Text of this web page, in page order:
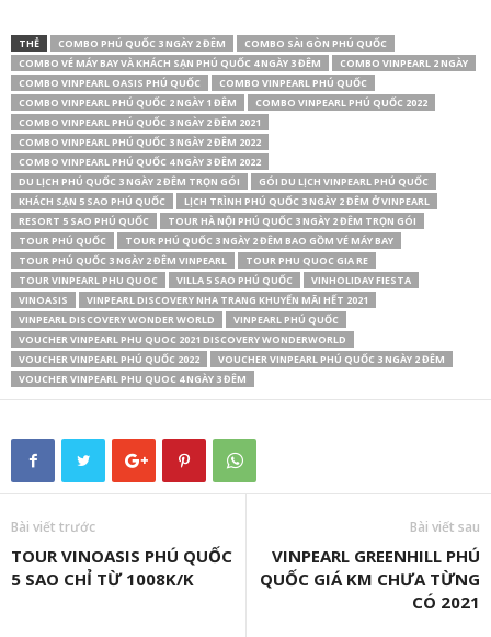
THẺ COMBO PHÚ QUỐC 3 NGÀY 2 ĐÊM
COMBO SÀI GÒN PHÚ QUỐC
COMBO VÉ MÁY BAY VÀ KHÁCH SẠN PHÚ QUỐC 4 NGÀY 3 ĐÊM
COMBO VINPEARL 2 NGÀY
COMBO VINPEARL OASIS PHÚ QUỐC
COMBO VINPEARL PHÚ QUỐC
COMBO VINPEARL PHÚ QUỐC 2 NGÀY 1 ĐÊM
COMBO VINPEARL PHÚ QUỐC 2022
COMBO VINPEARL PHÚ QUỐC 3 NGÀY 2 ĐÊM 2021
COMBO VINPEARL PHÚ QUỐC 3 NGÀY 2 ĐÊM 2022
COMBO VINPEARL PHÚ QUỐC 4 NGÀY 3 ĐÊM 2022
DU LỊCH PHÚ QUỐC 3 NGÀY 2 ĐÊM TRỌN GÓI
GÓI DU LỊCH VINPEARL PHÚ QUỐC
KHÁCH SẠN 5 SAO PHÚ QUỐC
LỊCH TRÌNH PHÚ QUỐC 3 NGÀY 2 ĐÊM Ở VINPEARL
RESORT 5 SAO PHÚ QUỐC
TOUR HÀ NỘI PHÚ QUỐC 3 NGÀY 2 ĐÊM TRỌN GÓI
TOUR PHÚ QUỐC
TOUR PHÚ QUỐC 3 NGÀY 2 ĐÊM BAO GỒM VÉ MÁY BAY
TOUR PHÚ QUỐC 3 NGÀY 2 ĐÊM VINPEARL
TOUR PHU QUOC GIA RE
TOUR VINPEARL PHU QUOC
VILLA 5 SAO PHÚ QUỐC
VINHOLIDAY FIESTA
VINOASIS
VINPEARL DISCOVERY NHA TRANG KHUYẾN MÃI HẾT 2021
VINPEARL DISCOVERY WONDER WORLD
VINPEARL PHÚ QUỐC
VOUCHER VINPEARL PHU QUOC 2021 DISCOVERY WONDERWORLD
VOUCHER VINPEARL PHÚ QUỐC 2022
VOUCHER VINPEARL PHÚ QUỐC 3 NGÀY 2 ĐÊM
VOUCHER VINPEARL PHU QUOC 4 NGÀY 3 ĐÊM
Bài viết trước
TOUR VINOASIS PHÚ QUỐC
5 SAO CHỈ TỪ 1008K/K
Bài viết sau
VINPEARL GREENHILL PHÚ
QUỐC GIÁ KM CHƯA TỪNG
CÓ 2021